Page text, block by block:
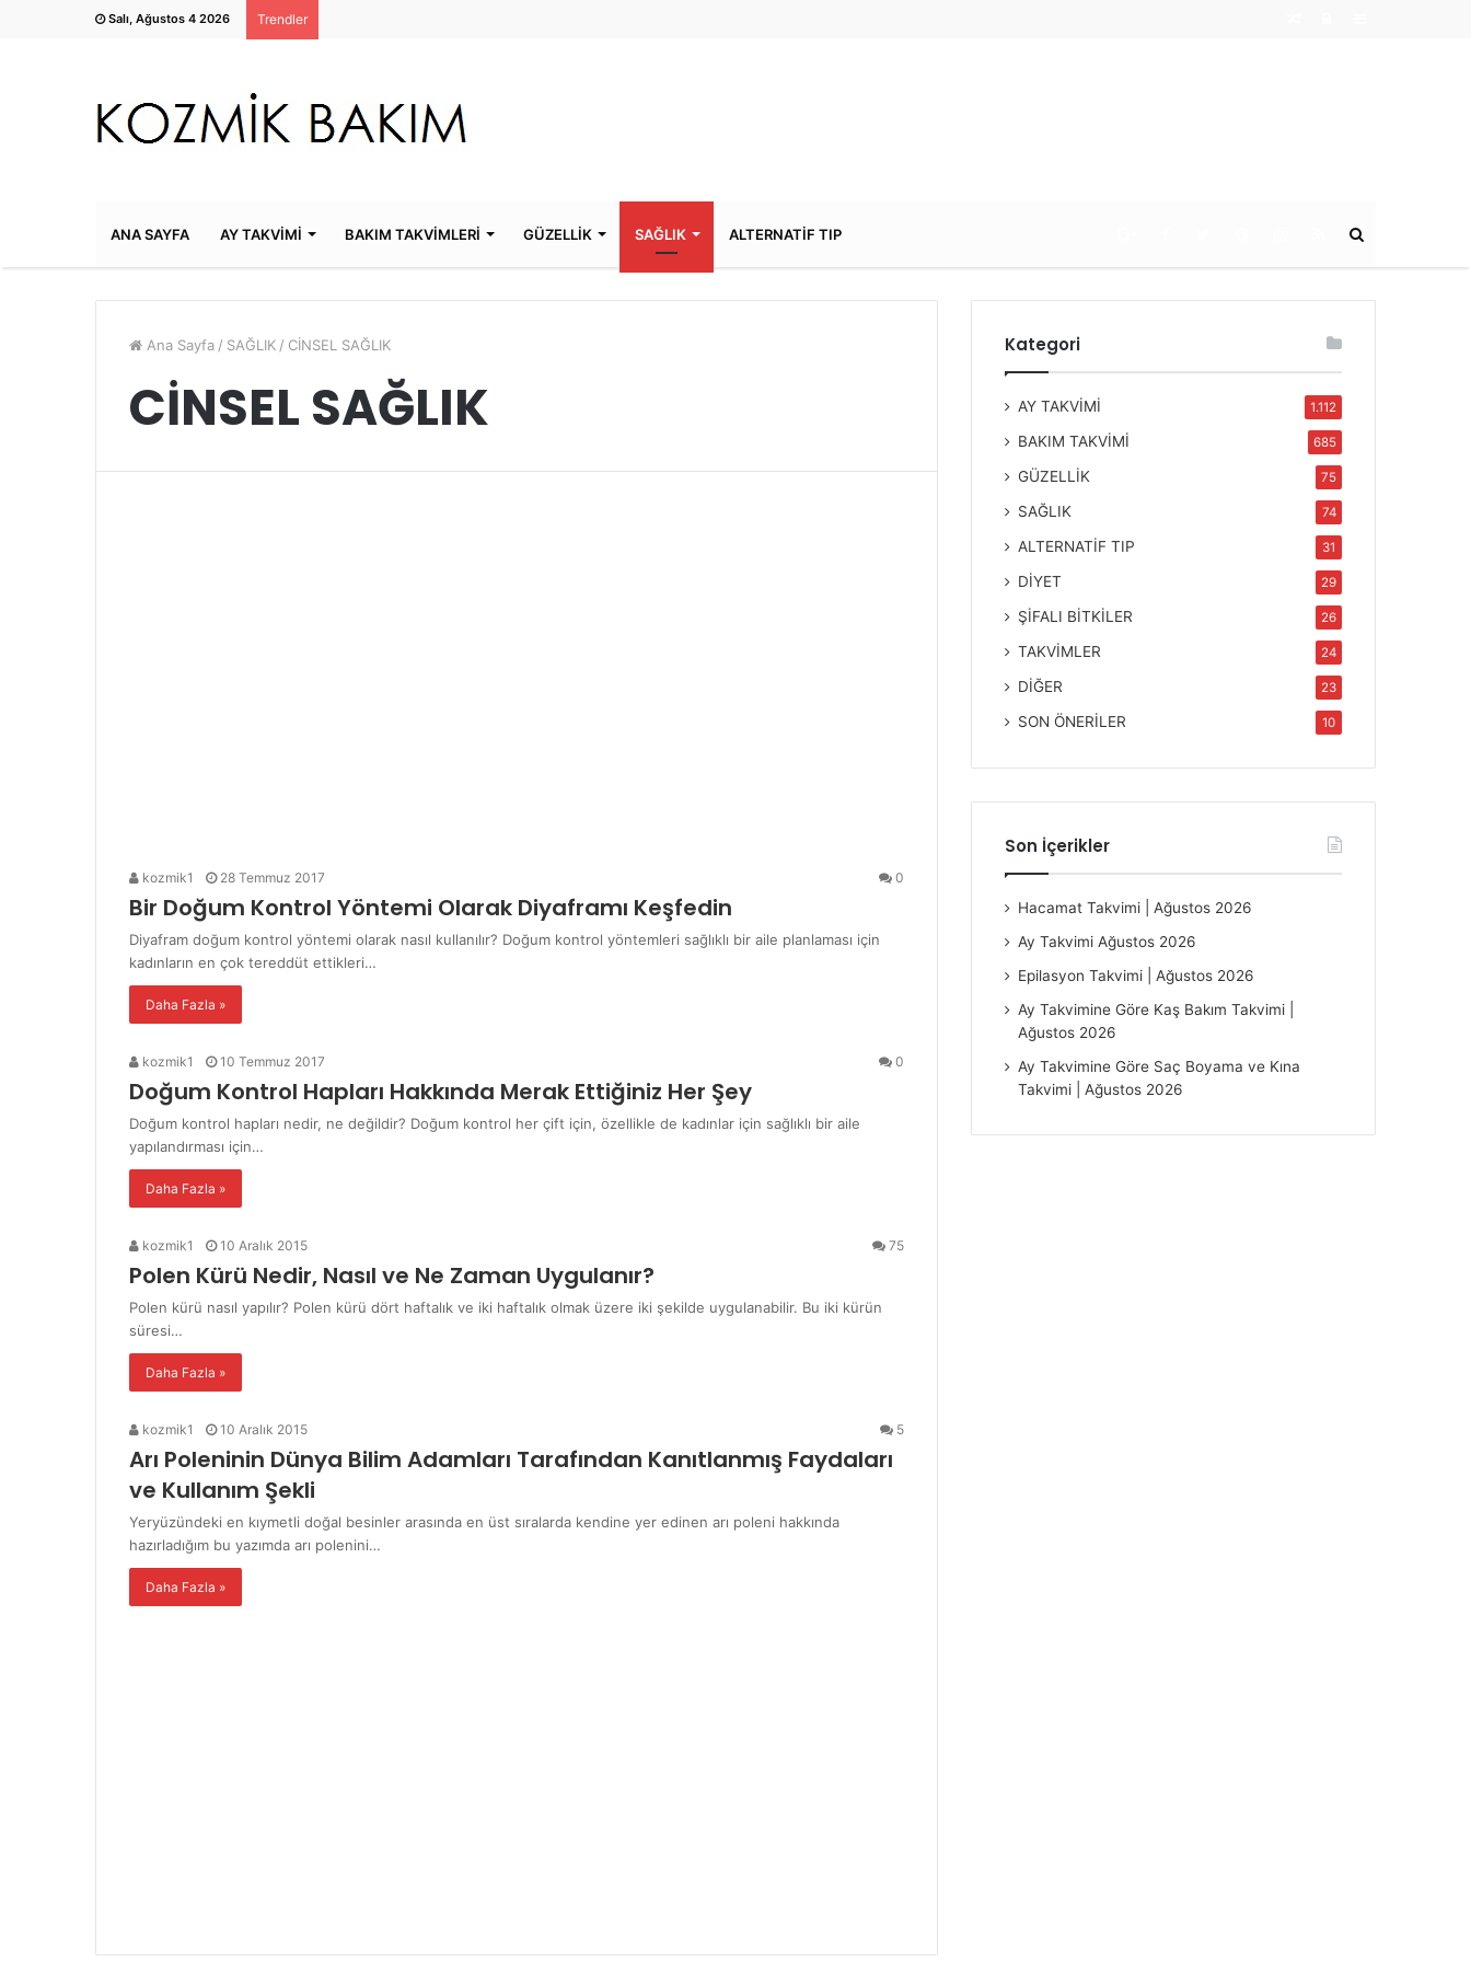
Salı, Ağustos 4 2026 Trendler
ANA SAYFA AY TAKVİMİ BAKIM TAKVİMLERİ GÜZELLİK SAĞLIK ALTERNATİF TIP
Ana Sayfa / SAĞLIK / CİNSEL SAĞLIK
CİNSEL SAĞLIK
kozmik1 28 Temmuz 2017 0
Bir Doğum Kontrol Yöntemi Olarak Diyaframı Keşfedin
Diyafram doğum kontrol yöntemi olarak nasıl kullanılır? Doğum kontrol yöntemleri sağlıklı bir aile planlaması için
kadınların en çok tereddüt ettikleri…
Daha Fazla »
kozmik1 10 Temmuz 2017 0
Doğum Kontrol Hapları Hakkında Merak Ettiğiniz Her Şey
Doğum kontrol hapları nedir, ne değildir? Doğum kontrol her çift için, özellikle de kadınlar için sağlıklı bir aile
yapılandırması için…
Daha Fazla »
kozmik1 10 Aralık 2015 75
Polen Kürü Nedir, Nasıl ve Ne Zaman Uygulanır?
Polen kürü nasıl yapılır? Polen kürü dört haftalık ve iki haftalık olmak üzere iki şekilde uygulanabilir. Bu iki kürün
süresi…
Daha Fazla »
kozmik1 10 Aralık 2015 5
Arı Poleninin Dünya Bilim Adamları Tarafından Kanıtlanmış Faydaları
ve Kullanım Şekli
Yeryüzündeki en kıymetli doğal besinler arasında en üst sıralarda kendine yer edinen arı poleni hakkında
hazırladığım bu yazımda arı polenini…
Daha Fazla »
Kategori
AY TAKVİMİ 1.112
BAKIM TAKVİMİ 685
GÜZELLİK 75
SAĞLIK 74
ALTERNATİF TIP 31
DİYET 29
ŞİFALI BİTKİLER 26
TAKVİMLER 24
DİĞER 23
SON ÖNERİLER 10
Son İçerikler
Hacamat Takvimi | Ağustos 2026
Ay Takvimi Ağustos 2026
Epilasyon Takvimi | Ağustos 2026
Ay Takvimine Göre Kaş Bakım Takvimi |
Ağustos 2026
Ay Takvimine Göre Saç Boyama ve Kına
Takvimi | Ağustos 2026